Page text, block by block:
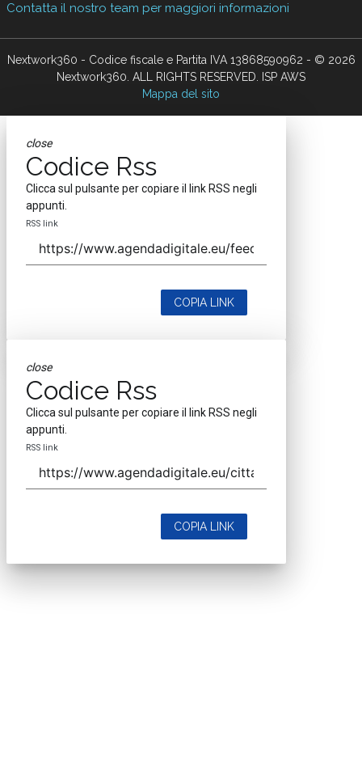
Contatta il nostro team per maggiori informazioni
Nextwork360 - Codice fiscale e Partita IVA 13868590962 - © 2026
Nextwork360. ALL RIGHTS RESERVED. ISP AWS
Mappa del sito
close
Codice Rss
Clicca sul pulsante per copiare il link RSS negli
appunti.
RSS link
COPIA LINK
close
Codice Rss
Clicca sul pulsante per copiare il link RSS negli
appunti.
RSS link
COPIA LINK